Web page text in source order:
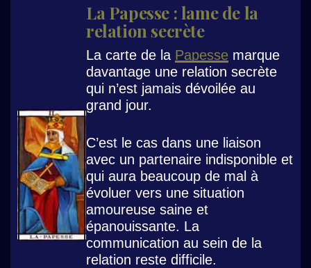
La Papesse : lame de la
relation secrète
La carte de la Papesse marque
davantage une relation secrète
qui n’est jamais dévoilée au
grand jour.
C’est le cas dans une liaison
avec un partenaire indisponible et
qui aura beaucoup de mal à
évoluer vers une situation
amoureuse saine et
épanouissante. La
communication au sein de la
relation reste difficile.